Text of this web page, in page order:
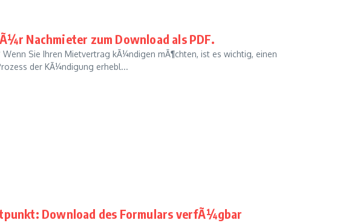
Nachmieter zum Download als PDF.
Sie Ihren Mietvertrag kÃ¼ndigen mÃ¶chten, ist es wichtig, einen
der KÃ¼ndigung erhebl...
Download des Formulars verfÃ¼gbar